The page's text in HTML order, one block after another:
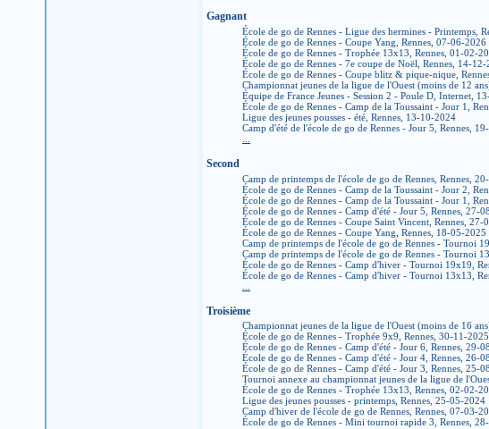
Gagnant
École de go de Rennes - Ligue des hermines - Printemps,
École de go de Rennes - Coupe Yang, Rennes, 07-06-2026
École de go de Rennes - Trophée 13x13, Rennes, 01-02-
École de go de Rennes - 7e coupe de Noël, Rennes, 14-12-
École de go de Rennes - Coupe blitz & pique-nique,
Championnat jeunes de la ligue de l'Ouest (moins de 12
Équipe de France Jeunes - Session 2 - Poule D, Internet,
École de go de Rennes - Camp de la Toussaint - Jour 1,
Ligue des jeunes pousses - été, Rennes, 13-10-2024
Camp d'été de l'école de go de Rennes - Jour 5, Rennes,
Second
Camp de printemps de l'école de go de Rennes, Rennes,
École de go de Rennes - Camp de la Toussaint - Jour 2,
École de go de Rennes - Camp de la Toussaint - Jour 1,
École de go de Rennes - Camp d'été - Jour 5, Rennes, 27-
École de go de Rennes - Coupe Saint Vincent, Rennes, 27-
École de go de Rennes - Coupe Yang, Rennes, 18-05-2025
Camp de printemps de l'école de go de Rennes - Tournoi
Camp de printemps de l'école de go de Rennes - Tournoi
École de go de Rennes - Camp d'hiver - Tournoi 19x19,
École de go de Rennes - Camp d'hiver - Tournoi 13x13,
Troisième
Championnat jeunes de la ligue de l'Ouest (moins de 16
École de go de Rennes - Trophée 9x9, Rennes, 30-11-2025
École de go de Rennes - Camp d'été - Jour 6, Rennes, 29-
École de go de Rennes - Camp d'été - Jour 4, Rennes, 26-
École de go de Rennes - Camp d'été - Jour 3, Rennes, 25-
Tournoi annexe au championnat jeunes de la ligue de
École de go de Rennes - Trophée 13x13, Rennes, 02-02-
Ligue des jeunes pousses - printemps, Rennes, 25-05-2024
Camp d'hiver de l'école de go de Rennes, Rennes, 07-03-
École de go de Rennes - Mini tournoi rapide 3, Rennes,